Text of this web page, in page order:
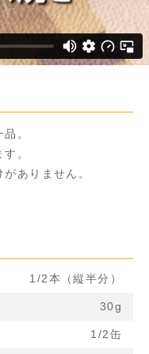
。
。
ありません。
1/2本（縦半分）
30g
1/2缶